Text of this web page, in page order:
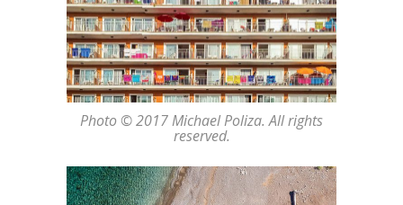
Photo © 2017 Michael Poliza. All rights
reserved.